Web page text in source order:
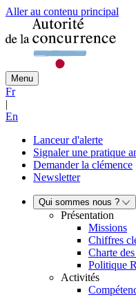
Aller au contenu principal
Menu
Fr
|
En
Lanceur d'alerte
Signaler une pratique
Demander la clémence
Newsletter
Qui sommes nous ?
Présentation
Missions
Chiffres
Charte
Politique
Activités